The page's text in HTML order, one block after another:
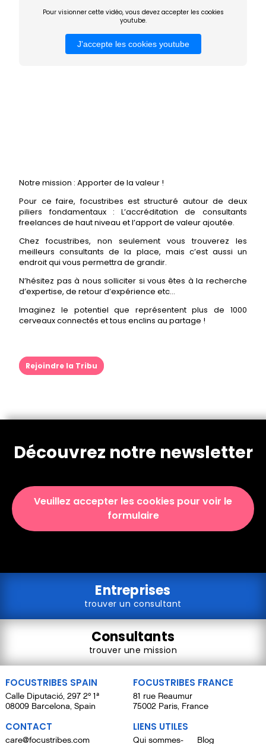
Pour visionner cette vidéo, vous devez accepter les cookies
youtube.
J'accepte les cookies youtube
Notre mission : Apporter de la valeur !
Pour ce faire, focustribes est structuré autour de deux
piliers fondamentaux : L’accréditation de consultants
freelances de haut niveau et l’apport de valeur ajoutée.
Chez focustribes, non seulement vous trouverez les
meilleurs consultants de la place, mais c’est aussi un
endroit qui vous permettra de grandir.
N’hésitez pas à nous solliciter si vous êtes à la recherche
d’expertise, de retour d’expérience etc…
Imaginez le potentiel que représentent plus de 1000
cerveaux connectés et tous enclins au partage !
Rejoindre la Tribu
Découvrez notre newsletter
Veuillez accepter les cookies pour voir le
formulaire
Entreprises
trouver un consultant
Consultants
trouver une mission
FOCUSTRIBES SPAIN
Calle Diputació, 297 2º 1ª
08009 Barcelona, Spain
FOCUSTRIBES FRANCE
81 rue Reaumur
75002 Paris, France
CONTACT
care@focustribes.com
LIENS UTILES
Qui sommes- Blog